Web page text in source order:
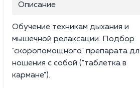
Описание
Обучение техникам дыхания и
мышечной релаксации. Подбор
"скоропомощного" препарата
ношения с собой ("таблетка в
кармане").